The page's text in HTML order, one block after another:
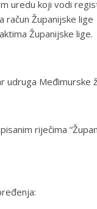
uredu koji vodi
račun Županijske lige
Županijske lige.
udruga Međimurske
riječima